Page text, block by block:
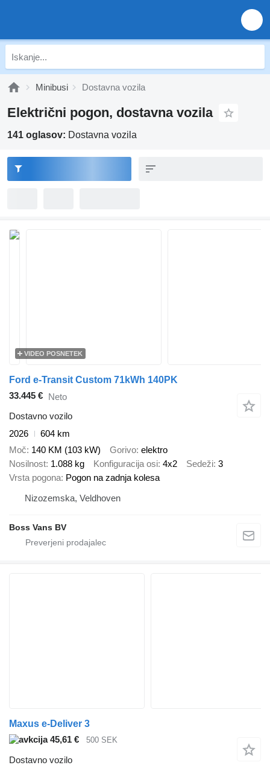
Minibusi Dostavna vozila
Električni pogon, dostavna vozila
141 oglasov: Dostavna vozila
VIDEO POSNETEK
Ford e-Transit Custom 71kWh 140PK
33.445 € Neto
Dostavno vozilo
2026
604 km
Moč 140 KM (103 kW) Gorivo elektro
Nosilnost 1.088 kg Konfiguracija osi 4x2 Sedeži 3
Vrsta pogona Pogon na zadnja kolesa
Nizozemska, Veldhoven
Boss Vans BV
Maxus e-Deliver 3
45,61 €
500 SEK
Dostavno vozilo